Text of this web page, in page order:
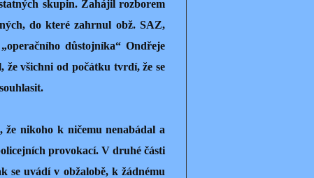
skupin. Zahájil rozborem
do které zahrnul obž. SAZ,
důstojníka“ Ondřeje
všichni od počátku tvrdí, že se
že nikoho k ničemu nenabádal a
provokací. V druhé části
se uvádí v obžalobě, k žádnému